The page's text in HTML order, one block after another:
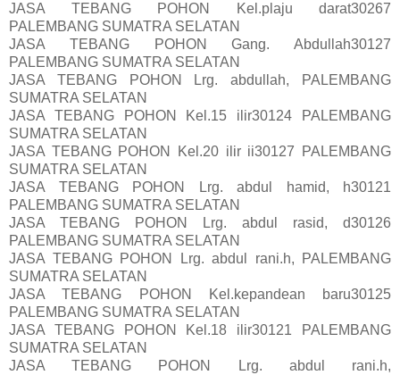
JASA TEBANG POHON Kel.plaju darat30267
PALEMBANG SUMATRA SELATAN
JASA TEBANG POHON Gang. Abdullah30127
PALEMBANG SUMATRA SELATAN
JASA TEBANG POHON Lrg. abdullah, PALEMBANG
SUMATRA SELATAN
JASA TEBANG POHON Kel.15 ilir30124 PALEMBANG
SUMATRA SELATAN
JASA TEBANG POHON Kel.20 ilir ii30127 PALEMBANG
SUMATRA SELATAN
JASA TEBANG POHON Lrg. abdul hamid, h30121
PALEMBANG SUMATRA SELATAN
JASA TEBANG POHON Lrg. abdul rasid, d30126
PALEMBANG SUMATRA SELATAN
JASA TEBANG POHON Lrg. abdul rani.h, PALEMBANG
SUMATRA SELATAN
JASA TEBANG POHON Kel.kepandean baru30125
PALEMBANG SUMATRA SELATAN
JASA TEBANG POHON Kel.18 ilir30121 PALEMBANG
SUMATRA SELATAN
JASA TEBANG POHON Lrg. abdul rani.h,